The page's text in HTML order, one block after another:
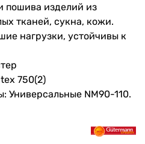
пошива изделий из
тканей, сукна, кожи.
нагрузки, устойчивы к
750(2)
Универсальные NM90-110.